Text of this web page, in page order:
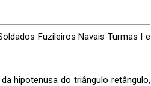
Fuzileiros Navais Turmas I e
hipotenusa do triângulo retângulo,